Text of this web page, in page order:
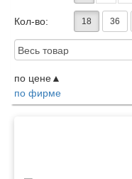
Кол-во: 18 36
Доступность:
по цене
по фирме